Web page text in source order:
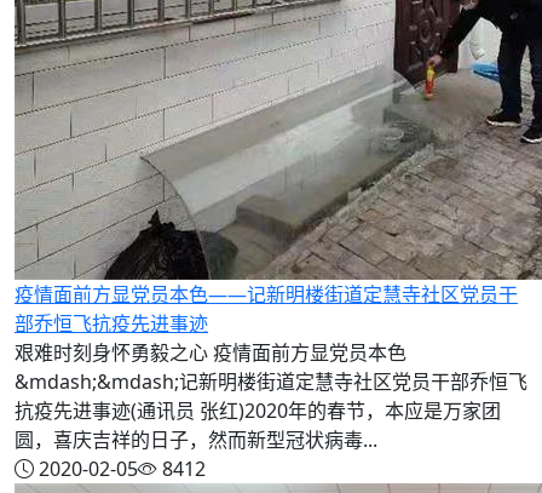
疫情面前方显党员本色——记新明楼街道定慧寺社区党员干
部乔恒飞抗疫先进事迹
艰难时刻身怀勇毅之心 疫情面前方显党员本色
&mdash;&mdash;记新明楼街道定慧寺社区党员干部乔恒飞
抗疫先进事迹(通讯员 张红)2020年的春节，本应是万家团
圆，喜庆吉祥的日子，然而新型冠状病毒...
2020-02-05
8412